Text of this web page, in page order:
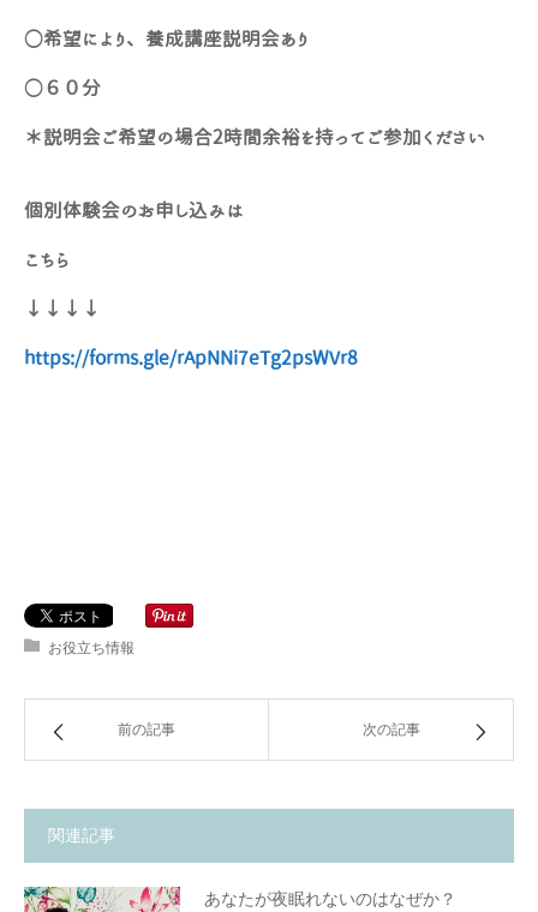
○希望により、養成講座説明会あり
○６０分
＊説明会ご希望の場合2時間余裕を持ってご参加ください
個別体験会のお申し込みは
こちら
↓↓↓↓
https://forms.gle/rApNNi7eTg2psWVr8
お役立ち情報
前の記事 次の記事
関連記事
あなたが夜眠れないのはなぜか？